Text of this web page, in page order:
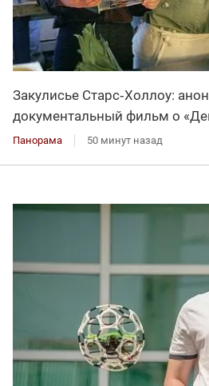
Закулисье Старс‑Холлоу:
документальный фильм о
Панорама 50 минут назад